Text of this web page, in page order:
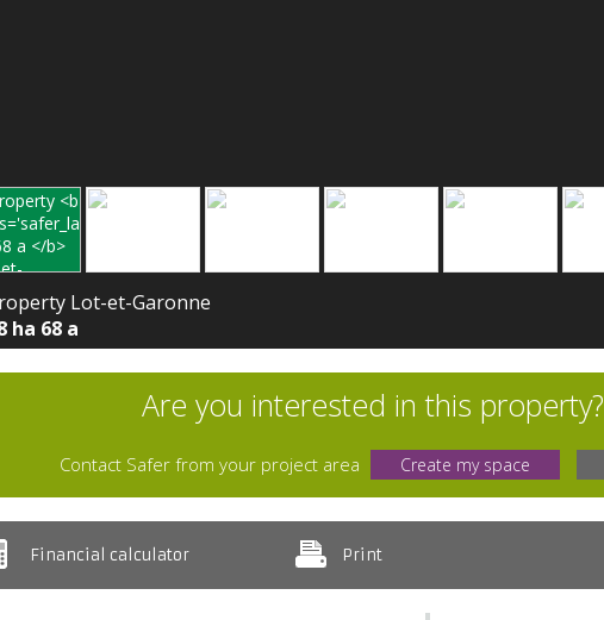
Lot-et-Garonne
ha 68 a
Are you interested in this property?
Contact Safer from your project area Create my space
Financial calculator Print